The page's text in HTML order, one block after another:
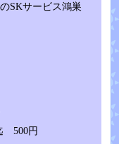
SKサービス鴻巣
500円